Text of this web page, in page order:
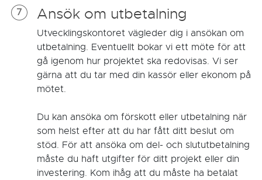
7 Ansök om utbetalning
Utvecklingskontoret vägleder dig i ansökan om
utbetalning. Eventuellt bokar vi ett möte för att
gå igenom hur projektet ska redovisas. Vi ser
gärna att du tar med din kassör eller ekonom på
mötet.
Du kan ansöka om förskott eller utbetalning när
som helst efter att du har fått ditt beslut om
stöd. För att ansöka om del- och slututbetalning
måste du haft utgifter för ditt projekt eller din
investering. Kom ihåg att du måste ha betalat